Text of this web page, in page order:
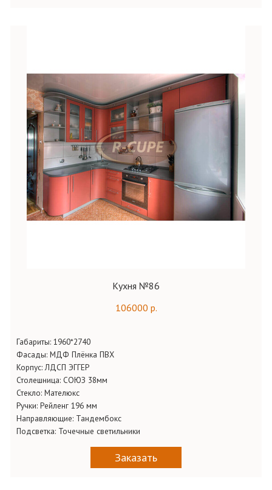
Кухня №86
106000 р.
Габариты: 1960*2740
Фасады: МДФ Плёнка ПВХ
Корпус:ЛДСП ЭГГЕР
Столешница: СОЮЗ 38мм
Стекло: Мателюкс
Ручки: Рейленг 196 мм
Направляющие: Тандембокс
Подсветка: Точечные светильники
Заказать